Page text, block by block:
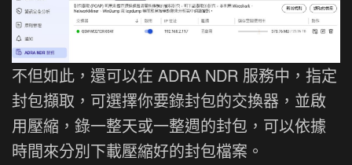
不但如此，還可以在 ADRA NDR 服務中，指定
封包擷取，可選擇你要錄封包的交換器，並啟
用壓縮，錄一整天或一整週的封包，可以依據
時間來分別下載壓縮好的封包檔案。